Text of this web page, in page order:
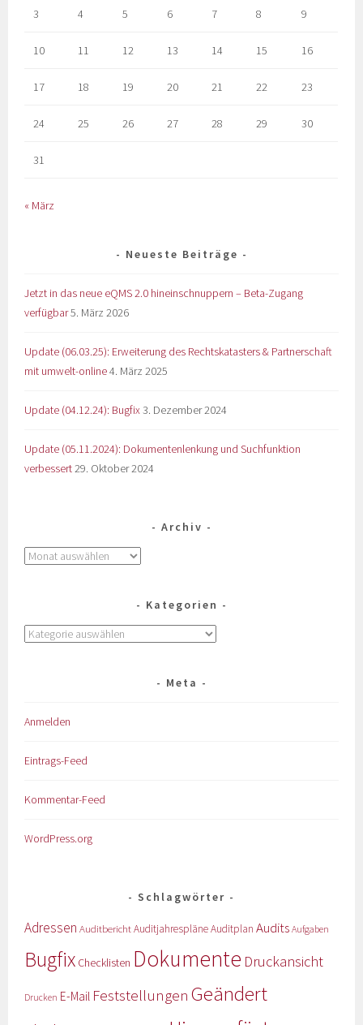
3 4 5 6 7 8 9
10 11 12 13 14 15 16
17 18 19 20 21 22 23
24 25 26 27 28 29 30
31
« März
Neueste Beiträge
Jetzt in das neue eQMS 2.0 hineinschnuppern – Beta-Zugang
verfügbar5. März 2026
Update (06.03.25): Erweiterung des Rechtskatasters & Partnerschaft
mit umwelt-online4. März 2025
Update (04.12.24): Bugfix3. Dezember 2024
Update (05.11.2024): Dokumentenlenkung und Suchfunktion
verbessert29. Oktober 2024
Archiv
Kategorien
Meta
Anmelden
Eintrags-Feed
Kommentar-Feed
WordPress.org
Schlagwörter
Adressen AuditberichtAuditjahrespläneAuditplan Audits Aufgaben
Bugfix Checklisten Dokumente Druckansicht
Drucken E-Mail Feststellungen Geändert